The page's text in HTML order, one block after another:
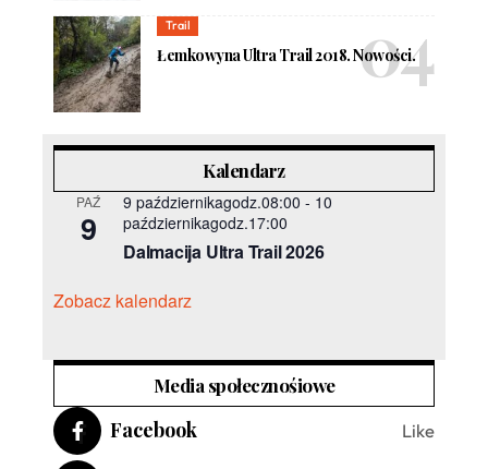
Trail
Łemkowyna Ultra Trail 2018. Nowości.
Kalendarz
PAŹ
9
9 październikagodz.08:00 - 10
październikagodz.17:00
Dalmacija Ultra Trail 2026
Zobacz kalendarz
Media społecznośiowe
Facebook Like